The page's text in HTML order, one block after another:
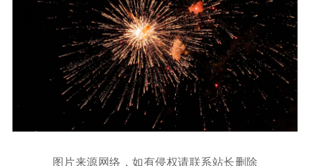
图片来源网络，如有侵权请联系站长删除